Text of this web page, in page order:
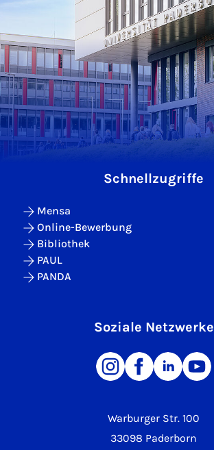
Warburger Str. 100
33098 Paderborn
Schnellzugriffe
Mensa
Online-Bewerbung
Bibliothek
PAUL
PANDA
Soziale Netzwerke